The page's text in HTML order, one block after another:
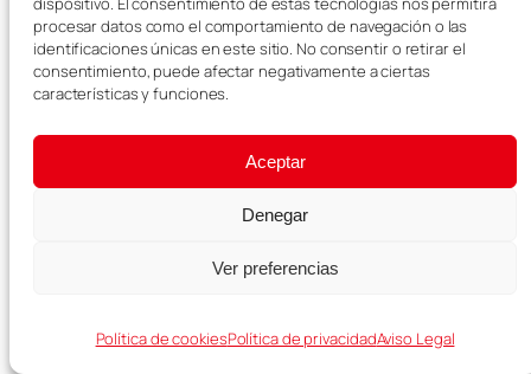
procesar datos como el comportamiento de navegación o las
identificaciones únicas en este sitio. No consentir o retirar el
consentimiento, puede afectar negativamente a ciertas
características y funciones.
Aceptar
Denegar
Ver preferencias
Política de cookiesPolítica de privacidadAviso Legal
especial con antelación.
¿Hace frío arriba
del Teide?
Sí, la temperatura en la zona alta
del Teide suele ser bastante más
recomendable llevar chaqueta o